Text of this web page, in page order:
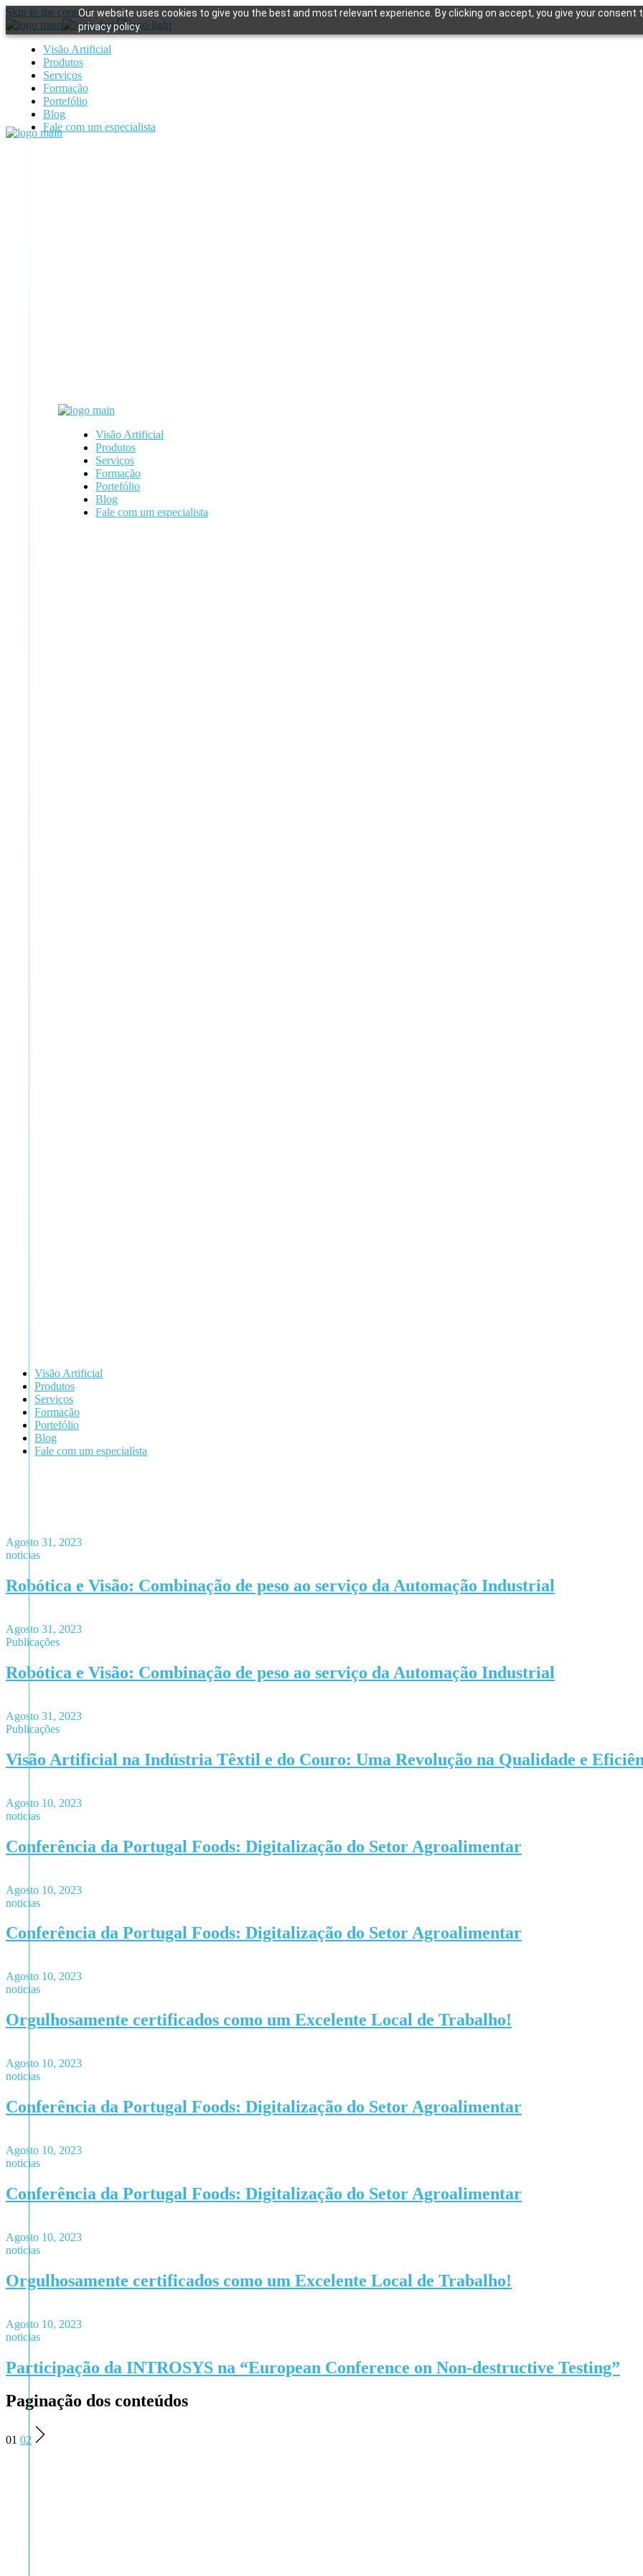
Our website uses cookies to give you the best and most relevant experience. By clicking on accept, you give your consent
privacy policy.
Skip to the content
Visão Artificial
Produtos
Serviços
Formação
Portefólio
Blog
Fale com um especialista
Visão Artificial
Produtos
Serviços
Formação
Portefólio
Blog
Fale com um especialista
Visão Artificial
Produtos
Serviços
Formação
Portefólio
Blog
Fale com um especialista
Agosto 31, 2023
noticias
Robótica e Visão: Combinação de peso ao serviço da Automação Industrial
Agosto 31, 2023
Publicações
Robótica e Visão: Combinação de peso ao serviço da Automação Industrial
Agosto 31, 2023
Publicações
Visão Artificial na Indústria Têxtil e do Couro: Uma Revolução na Qualidade e
Agosto 10, 2023
noticias
Conferência da Portugal Foods: Digitalização do Setor Agroalimentar
Agosto 10, 2023
noticias
Conferência da Portugal Foods: Digitalização do Setor Agroalimentar
Agosto 10, 2023
noticias
Orgulhosamente certificados como um Excelente Local de Trabalho!
Agosto 10, 2023
noticias
Conferência da Portugal Foods: Digitalização do Setor Agroalimentar
Agosto 10, 2023
noticias
Conferência da Portugal Foods: Digitalização do Setor Agroalimentar
Agosto 10, 2023
noticias
Orgulhosamente certificados como um Excelente Local de Trabalho!
Agosto 10, 2023
noticias
Participação da INTROSYS na “European Conference on Non-destructive Testing”
Paginação dos conteúdos
01 02